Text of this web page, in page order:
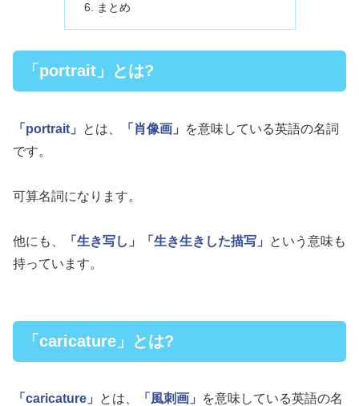
まとめ
「portrait」とは?
「portrait」 とは、 「肖像画」
を意味している英語の名詞
です。
可算名詞になります。
他にも、 「生き写し」 「生き生きした描写」
という意味も
持っています。
「caricature」とは?
「caricature」 とは、 「風刺画」
を意味している英語の名